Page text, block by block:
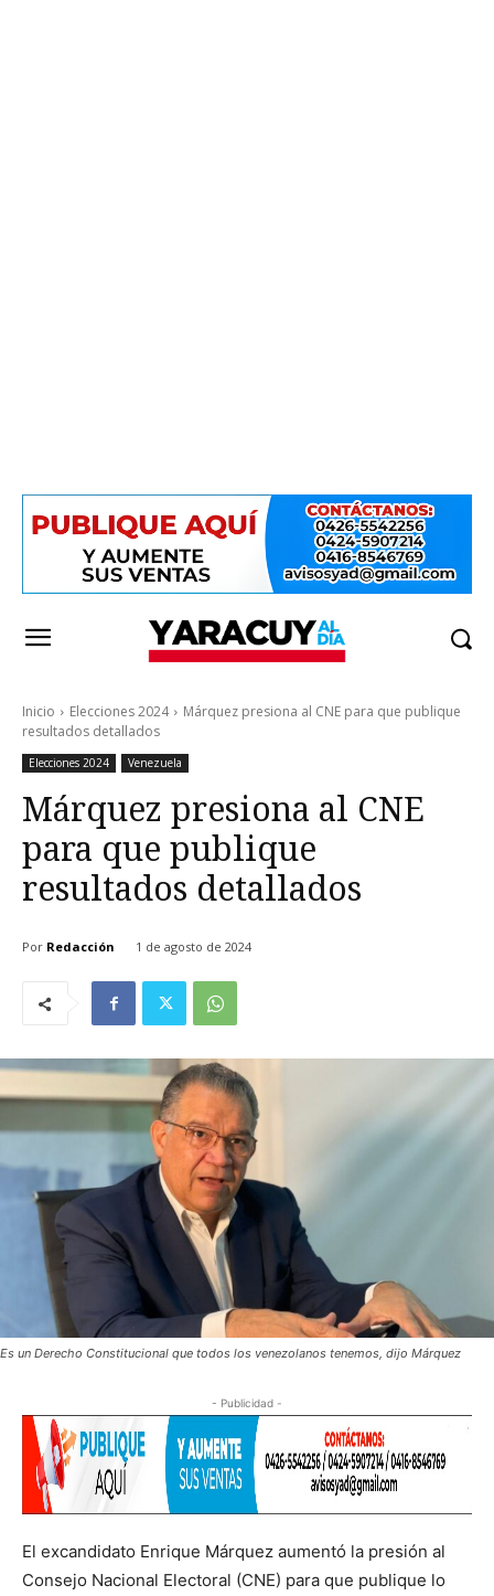
Inicio Elecciones 2024
Márquez presiona al CNE para que publique
resultados detallados
Elecciones 2024 Venezuela
Márquez presiona al CNE
para que publique
resultados detallados
Por Redacción 1 de agosto de 2024
Es un Derecho Constitucional que todos los venezolanos tenemos, dijo Márquez
- Publicidad -
El excandidato Enrique Márquez aumentó la presión al
Consejo Nacional Electoral (CNE) para que publique lo